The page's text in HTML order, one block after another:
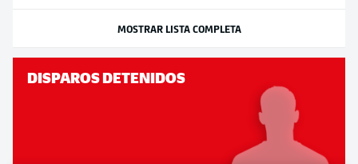
MOSTRAR LISTA COMPLETA
DISPAROS DETENIDOS